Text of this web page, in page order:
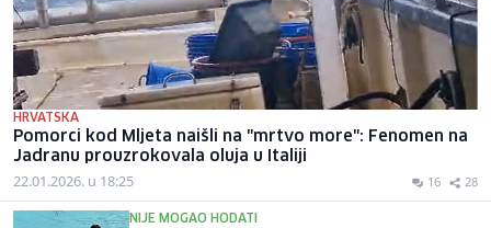
HRVATSKA
Pomorci kod Mljeta naišli na "mrtvo more": Fenomen na
Jadranu prouzrokovala oluja u Italiji
22.01.2026. u 18:25 16 28
NIJE MOGAO HODATI